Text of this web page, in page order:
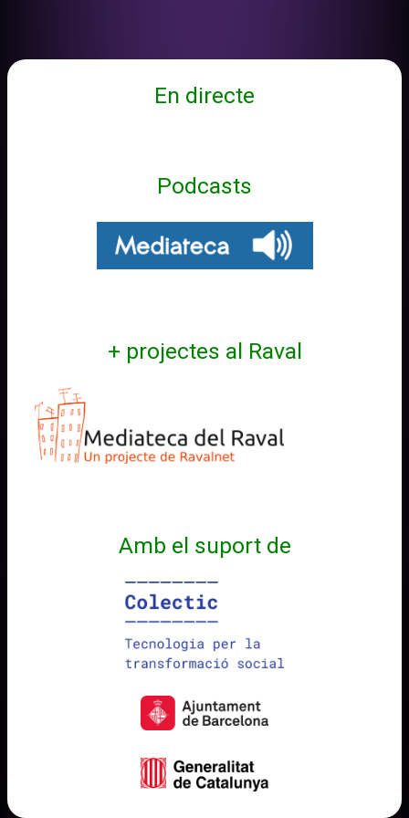
En directe
Podcasts
+ projectes al Raval
Amb el suport de